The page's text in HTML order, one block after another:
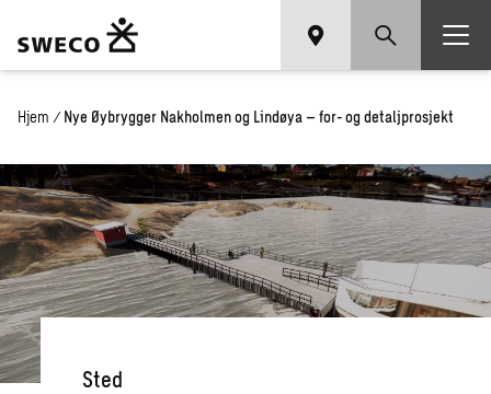
Hjem / Nye Øybrygger Nakholmen og Lindøya – for- og detaljprosjekt
Sted